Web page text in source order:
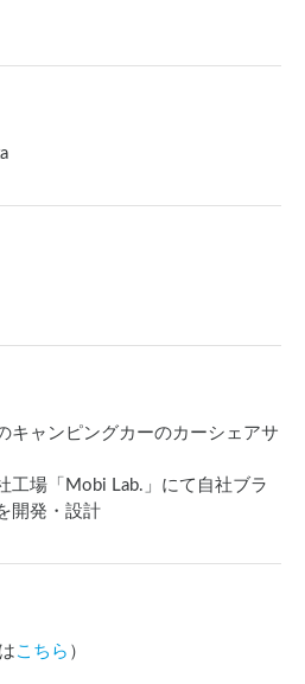
キャンピングカーのカーシェアサ
工場「Mobi Lab.」にて自社ブラ
開発・設計
こちら ）